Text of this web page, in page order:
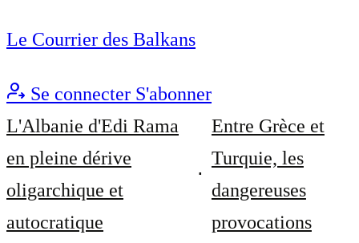
Le Courrier des Balkans
Se connecter S'abonner
L'Albanie d'Edi Rama
en pleine dérive
oligarchique et
autocratique
Entre Grèce et
Turquie, les
dangereuses
provocations